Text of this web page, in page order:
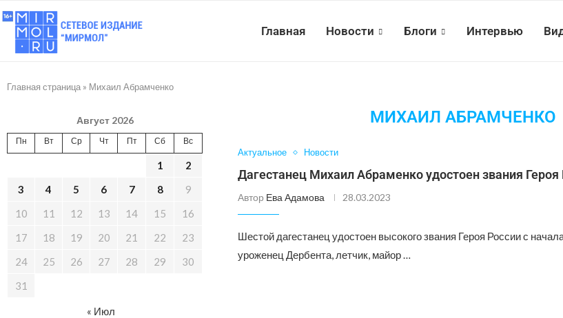
Главная Новости Блоги Интервью
Главная страница » Михаил Абрамченко
МИХАИЛ АБРАМЧЕНКО
Актуальное Новости
Дагестанец Михаил Абраменко удостоен звания Героя
Автор Ева Адамова 28.03.2023
Шестой дагестанец удостоен высокого звания Героя России с
уроженец Дербента, летчик, майор …
Август 2026
Пн Вт Ср Чт Пт Сб Вс
1
2
3
4 5 6 7 8
9
10
11 12 13 14 15
16
17
18 19 20 21 22
23
24
25 26 27 28 29
30
31
« Июл